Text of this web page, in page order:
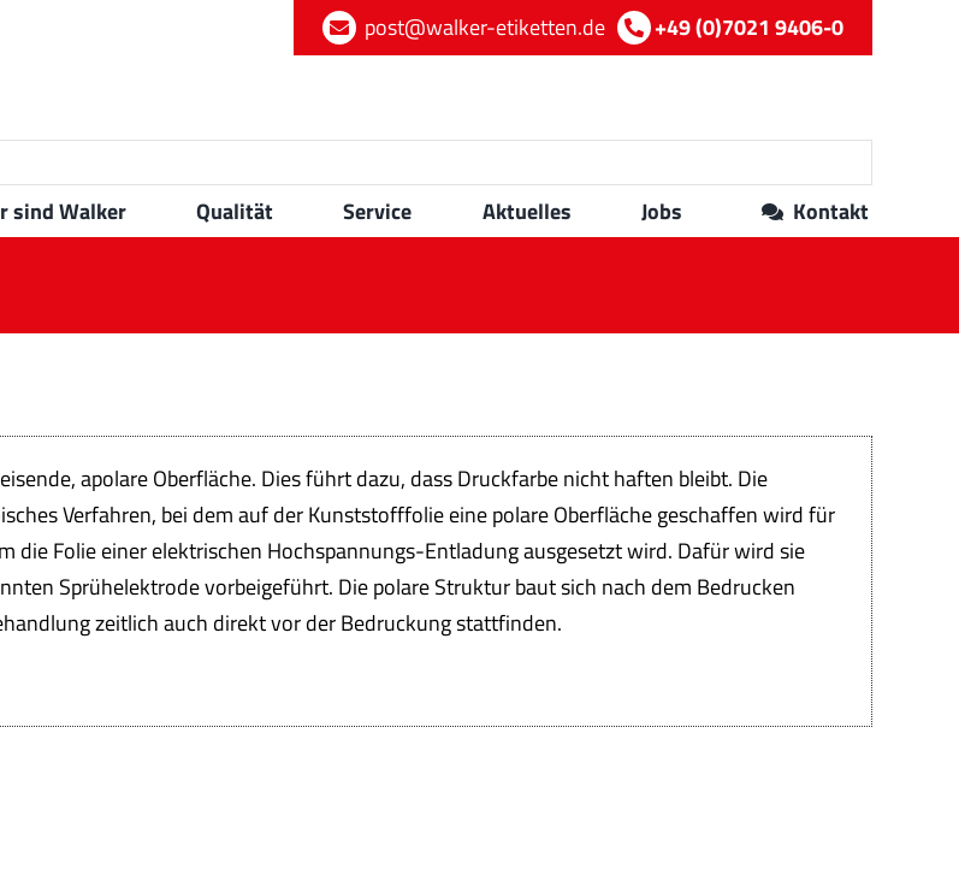
post@walker-etiketten.de +49 (0)7021 9406-0
sind Walker Qualität Service Aktuelles Jobs Kontakt
apolare Oberfläche. Dies führt dazu, dass Druckfarbe nicht haften bleibt. Die
Verfahren, bei dem auf der Kunststofffolie eine polare Oberfläche geschaffen wird für
die Folie einer elektrischen Hochspannungs-Entladung ausgesetzt wird. Dafür wird sie
Sprühelektrode vorbeigeführt. Die polare Struktur baut sich nach dem Bedrucken
zeitlich auch direkt vor der Bedruckung stattfinden.